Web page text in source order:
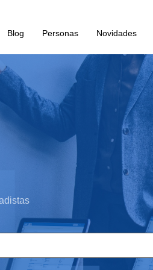
Blog Personas Novidades